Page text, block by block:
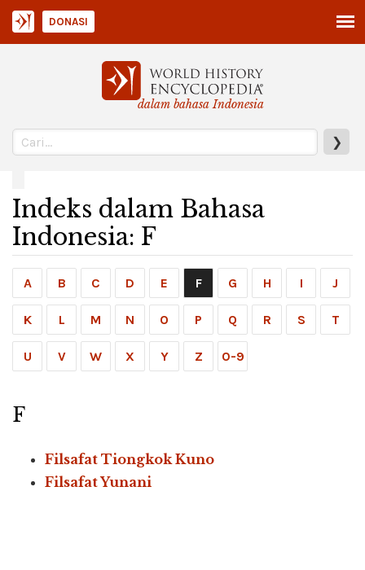
dalam bahasa Indonesia
❯
DONASI
Indeks dalam Bahasa
Indonesia: F
A B C D E F G H I J
K L M N O P Q R S T
U V W X Y Z 0-9
F
Filsafat Tiongkok Kuno
Filsafat Yunani